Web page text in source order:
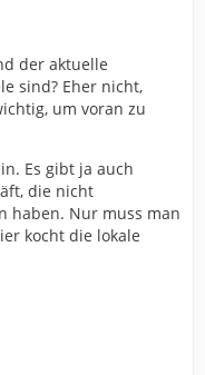
der aktuelle
sind? Eher nicht,
um voran zu
Es gibt ja auch
die nicht
haben. Nur muss man
kocht die lokale